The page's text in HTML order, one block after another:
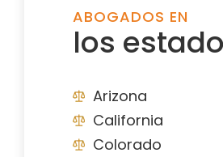
ABOGADOS EN
los
Arizona
California
Colorado